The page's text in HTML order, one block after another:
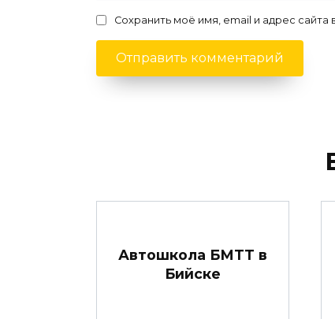
Сохранить моё имя, email и адрес
Автошкола БМТТ в
Бийске